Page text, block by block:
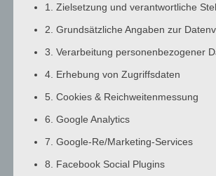
5:00
a.m.
7:00
a.m.
8:00
1. Zielsetzung und verantwortliche
2. Grundsätzliche Angaben zur
3. Verarbeitung personenbezogener
4. Erhebung von Zugriffsdaten
5. Cookies & Reichweitenmessung
6. Google Analytics
7. Google-Re/Marketing-Services
8. Facebook Social Plugins